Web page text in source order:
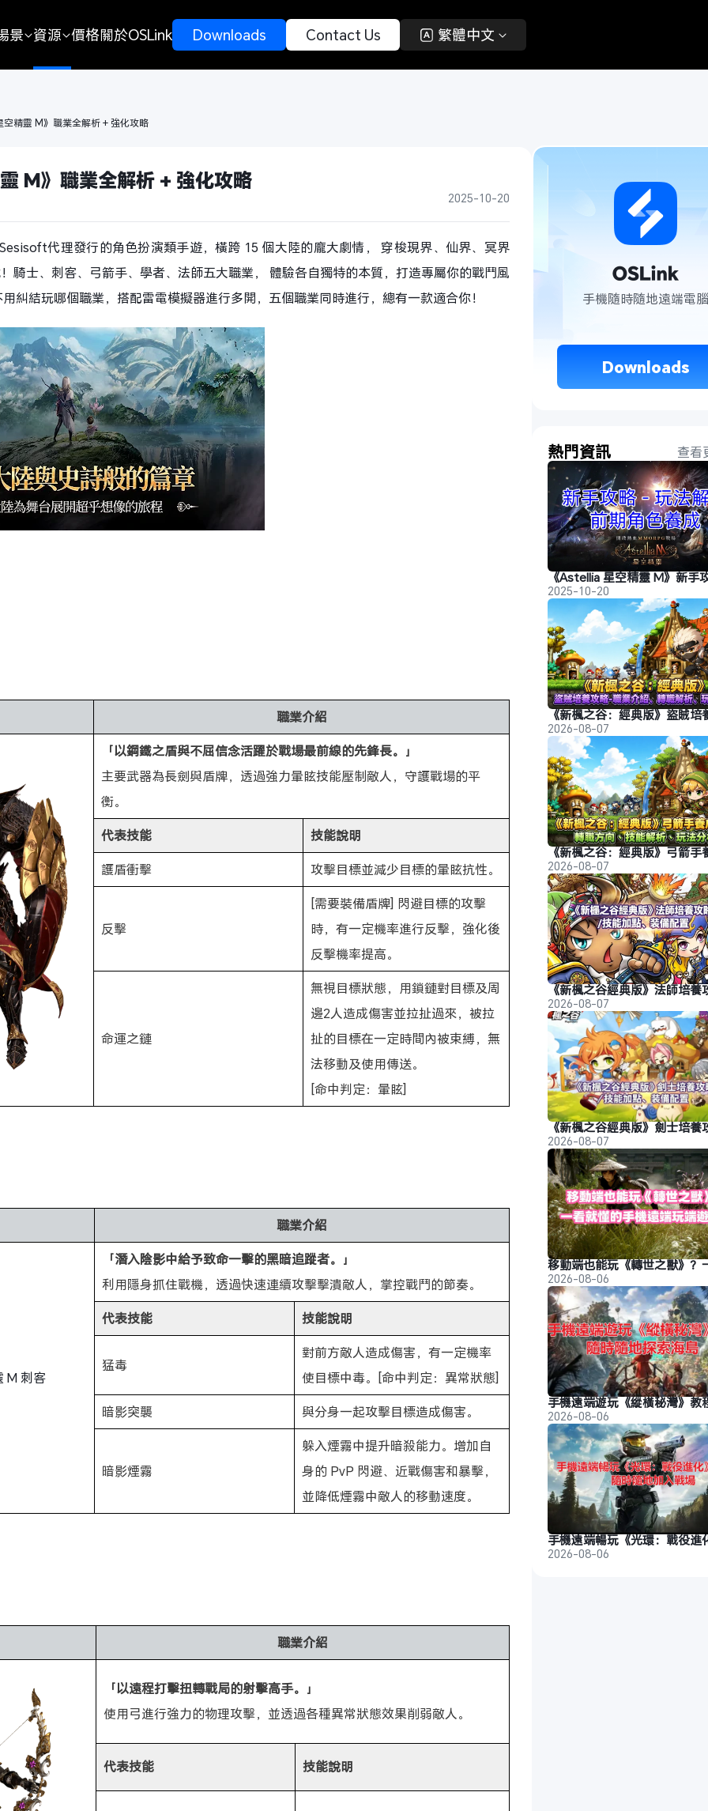
景 資源 價格關於OSLink Downloads Contact Us 繁體中文
精靈 M》職業全解析 + 強化攻略
M》職業全解析 + 強化攻略
2025-10-20
代理發行的角色扮演類手遊，橫跨 15 個大陸的龐大劇情， 穿梭現界、仙界、冥界
騎士、刺客、弓箭手、學者、法師五大職業， 體驗各自獨特的本質，打造專屬你的戰鬥風
糾結玩哪個職業，搭配雷電模擬器進行多開，五個職業同時進行，總有一款適合你！
職業介紹
「以鋼鐵之盾與不屈信念活躍於戰場最前線的先鋒長。」
主要武器為長劍與盾牌，透過強力暈眩技能壓制敵人，守護戰場的平
衡。
代表技能 技能說明
護盾衝擊 攻擊目標並減少目標的暈眩抗性。
反擊
[需要裝備盾牌] 閃避目標的攻擊
時，有一定機率進行反擊，強化後
反擊機率提高。
命運之鏈
無視目標狀態，用鎖鏈對目標及周
邊2人造成傷害並拉扯過來，被拉
扯的目標在一定時間內被束縛，無
法移動及使用傳送。
[命中判定：暈眩]
職業介紹
「潛入陰影中給予致命一擊的黑暗追蹤者。」
利用隱身抓住戰機，透過快速連續攻擊擊潰敵人，掌控戰鬥的節奏。
代表技能 技能說明
猛毒
對前方敵人造成傷害，有一定機率
使目標中毒。[命中判定：異常狀態]
暗影突襲 與分身一起攻擊目標造成傷害。
暗影煙霧
躲入煙霧中提升暗殺能力。增加自
身的 PvP 閃避、近戰傷害和暴擊，
並降低煙霧中敵人的移動速度。
職業介紹
「以遠程打擊扭轉戰局的射擊高手。」
使用弓進行強力的物理攻擊，並透過各種異常狀態效果削弱敵人。
代表技能 技能說明
手機隨時隨地遠端電腦
Downloads
熱門資訊 查看
2025-10-20
2026-08-07
2026-08-07
2026-08-07
2026-08-07
2026-08-06
2026-08-06
2026-08-06